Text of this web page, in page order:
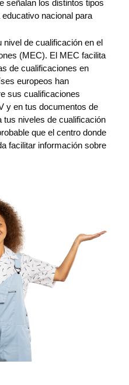
señalan los distintos tipos
nacional para
nivel de cualificación en el
(MEC). El MEC facilita
de cualificaciones en
europeos han
sus cualificaciones
y en tus documentos de
tus niveles de cualificación
que el centro donde
facilitar información sobre